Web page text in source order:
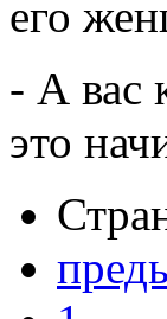
его
- А вас
это